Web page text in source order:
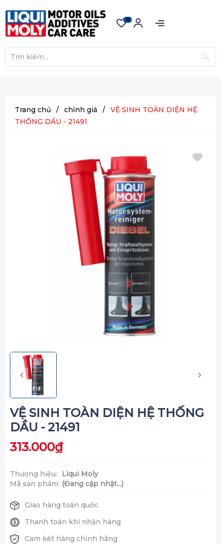
0
Trang chủ / chỉnh giá /
VỆ SINH TOÀN DIỆN HỆ
THỐNG DẦU - 21491
VỆ SINH TOÀN DIỆN HỆ THỐNG
DẦU - 21491
313.000₫
Thương hiệu:
Liqui Moly
Mã sản phẩm: (Đang cập nhật...)
Giao hàng toàn quốc
Thanh toán khi nhận hàng
Cam kết hàng chính hãng